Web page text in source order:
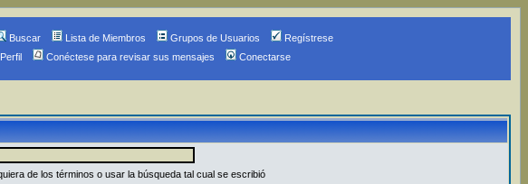
Buscar Lista de Miembros Grupos de Usuarios
Regístrese
Perfil
Conéctese para revisar sus mensajes Conectarse
de los términos o usar la búsqueda tal cual se escribió